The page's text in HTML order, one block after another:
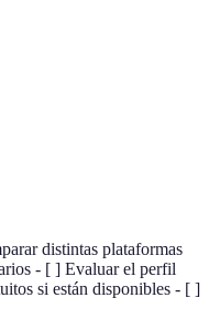
distintas plataformas
- [ ] Evaluar el perfil
si están disponibles - [ ]